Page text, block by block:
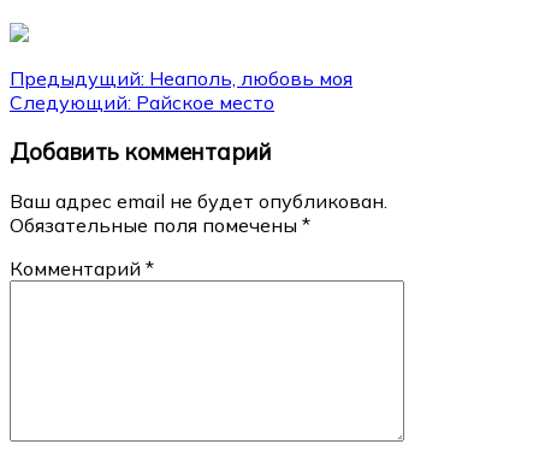
Навигация
по
записям
Предыдущий: Неаполь, любовь моя
Следующий: Райское место
Добавить комментарий
Ваш адрес email не будет опубликован.
Обязательные поля помечены *
Комментарий *